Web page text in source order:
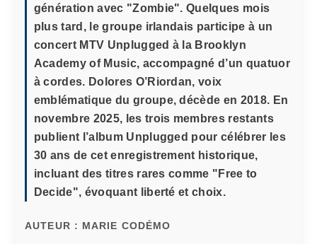
génération avec "Zombie". Quelques mois
plus tard, le groupe irlandais participe à un
concert MTV Unplugged à la Brooklyn
Academy of Music, accompagné d’un quatuor
à cordes. Dolores O’Riordan, voix
emblématique du groupe, décède en 2018. En
novembre 2025, les trois membres restants
publient l’album Unplugged pour célébrer les
30 ans de cet enregistrement historique,
incluant des titres rares comme "Free to
Decide", évoquant liberté et choix.
AUTEUR : MARIE CODÉMO